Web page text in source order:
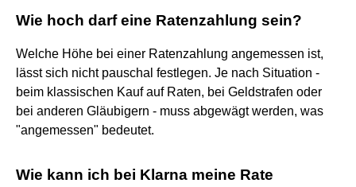
Wie hoch darf eine Ratenzahlung sein?
Welche Höhe bei einer Ratenzahlung angemessen ist,
lässt sich nicht pauschal festlegen. Je nach Situation -
beim klassischen Kauf auf Raten, bei Geldstrafen oder
bei anderen Gläubigern - muss abgewägt werden, was
"angemessen" bedeutet.
Wie kann ich bei Klarna meine Rate